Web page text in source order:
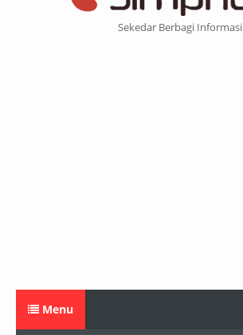
Sekedar Berbagi Informasi
Menu